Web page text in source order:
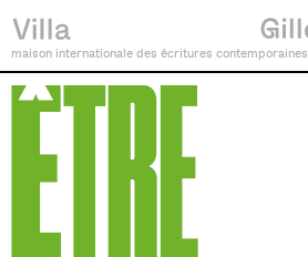
maison internationale des écritures contemporaines